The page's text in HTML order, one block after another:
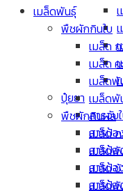
ปุ๋ยยา
สารจับ
สารป้อ
สารป้
สารป้
สารป้
เมล็ดพันธุ์
พืชผักกินใบ
เมล็ด
เมล็ด ค
เมล็ดพั
เมล็ด
พืชผักกินผล
เมล็ด
เมล็ดพั
เมล็ด
เมล็ดพั